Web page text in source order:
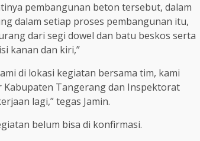
pembangunan beton tersebut, dalam
dalam setiap proses pembangunan itu,
dari segi dowel dan batu beskos serta
kanan dan kiri,”
di lokasi kegiatan bersama tim, kami
Kabupaten Tangerang dan Inspektorat
lagi,” tegas Jamin.
belum bisa di konfirmasi.